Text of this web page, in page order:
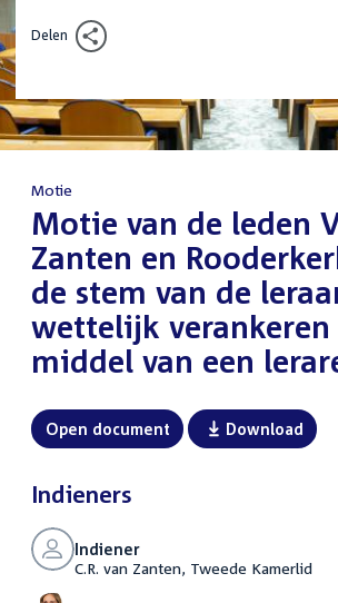
Delen
Motie
:Motie van de leden
Zanten en
de stem van de
wettelijk
middel van een
Open document Download
Indieners
Indiener
C.R. van Zanten, Tweede Kamerlid